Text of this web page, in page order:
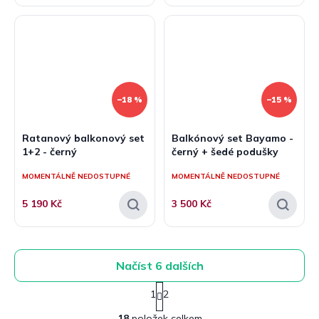
–18 %
Ratanový balkonový set
1+2 - černý
MOMENTÁLNĚ NEDOSTUPNÉ
5 190 Kč
–15 %
Balkónový set Bayamo -
černý + šedé podušky
MOMENTÁLNĚ NEDOSTUPNÉ
3 500 Kč
O
Načíst 6 dalších
S
t
r
1 2